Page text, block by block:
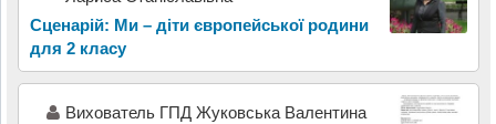
Сценарій: Ми – діти європейської родини
для 2 класу
Вихователь ГПД Жуковська Валентина